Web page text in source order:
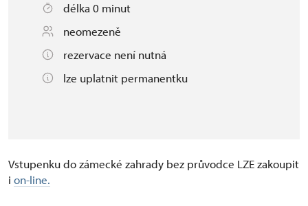
délka 0 minut
neomezeně
rezervace není nutná
lze uplatnit permanentku
Vstupenku do zámecké zahrady bez průvodce LZE zakoupit
i on-line.